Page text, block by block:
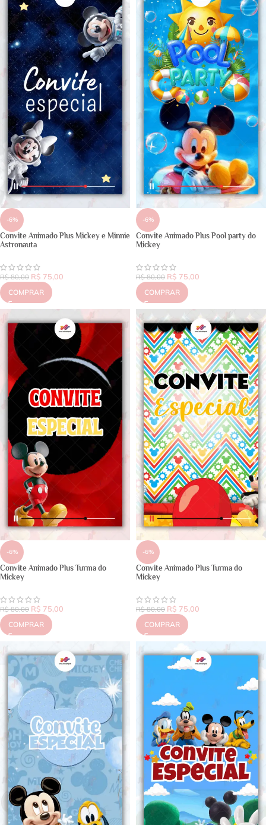
-6%
Convite Animado Plus Mickey e Minnie
Astronauta
R$80,00 R$ 75,00
COMPRAR
-6%
Convite Animado Plus Pool party do
Mickey
R$80,00 R$ 75,00
COMPRAR
-6%
Convite Animado Plus Turma do
Mickey
R$80,00 R$ 75,00
COMPRAR
-6%
Convite Animado Plus Turma do
Mickey
R$80,00 R$ 75,00
COMPRAR